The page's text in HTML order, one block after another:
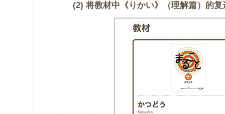
(2) 将教材中《りかい》（理解篇）的